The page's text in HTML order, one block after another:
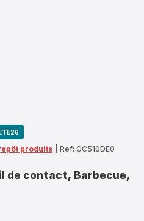
produits Ref: GC510DE0
de contact, Barbecue,